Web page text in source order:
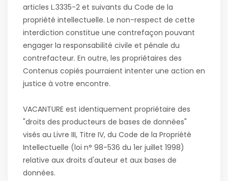
articles L.3335-2 et suivants du Code de la
propriété intellectuelle. Le non-respect de cette
interdiction constitue une contrefaçon pouvant
engager la responsabilité civile et pénale du
contrefacteur. En outre, les propriétaires des
Contenus copiés pourraient intenter une action en
justice à votre encontre.
VACANTURE est identiquement propriétaire des
"droits des producteurs de bases de données"
visés au Livre III, Titre IV, du Code de la Propriété
Intellectuelle (loi n° 98-536 du 1er juillet 1998)
relative aux droits d'auteur et aux bases de
données.